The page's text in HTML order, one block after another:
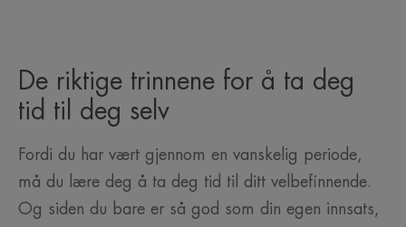
De riktige trinnene for å ta deg
tid til deg selv
Fordi du har vært gjennom en vanskelig periode,
må du lære deg å ta deg tid til ditt velbefinnende.
Og siden du bare er så god som din egen innsats,